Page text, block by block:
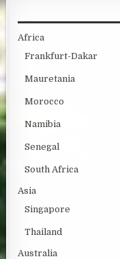
Africa
Frankfurt-Dakar
Mauretania
Morocco
Namibia
Senegal
South Africa
Asia
Singapore
Thailand
Australia